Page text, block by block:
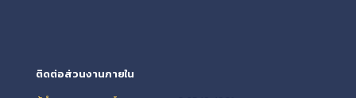
ติดต่อส่วนงานภายใน